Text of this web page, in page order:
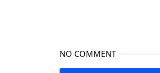
NO COMMENT